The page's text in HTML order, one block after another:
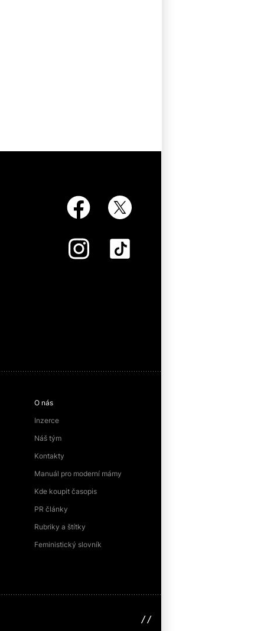
O nás
Inzerce
Náš tým
Kontakty
Manuál pro moderní mámy
Kde koupit časopis
PR články
Rubriky a štítky
Feministický slovník